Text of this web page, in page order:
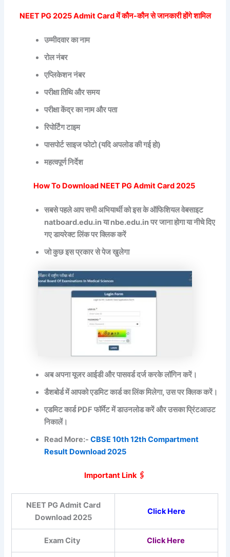
NEET PG 2025 Admit Card में कौन-कौन से जानकारी होंगे शामिल
उम्मीदवार का नाम
रोल नंबर
एप्लिकेशन नंबर
परीक्षा तिथि और समय
परीक्षा केंद्र का नाम और पता
रिपोर्टिंग टाइम
पासपोर्ट साइज फोटो (यदि अपलोड की गई हो)
महत्वपूर्ण निर्देश
How To Download NEET PG Admit Card 2025
सबसे पहले आप सभी अभियार्थी को इस के ऑफिशियल वेबसाइट
natboard.edu.in या nbe.edu.in पर जाना होगा या नीचे दिए
गए डायरेक्ट लिंक पर क्लिक करें
जो कुछ इस प्रकार से पेज खुलेगा
अब अपना यूजर आईडी और पासवर्ड दर्ज करके लॉगिन करें।
डैशबोर्ड में आपको एडमिट कार्ड का लिंक मिलेगा, उस पर क्लिक करें।
एडमिट कार्ड PDF फॉर्मेट में डाउनलोड करें और उसका प्रिंटआउट
निकालें।
Read More:-CBSE 10th 12th Compartment
Result Download 2025
Important Link 🖇️
NEET PG Admit Card
Download 2025
Click Here
Exam City Click Here